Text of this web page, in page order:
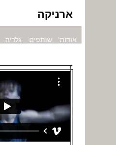
ארניקה
אודות שותפים גלריה